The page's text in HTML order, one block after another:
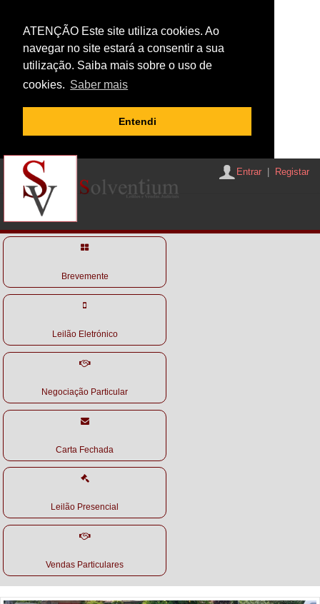
ATENÇÃO Este site utiliza cookies. Ao
navegar no site estará a consentir a sua
utilização. Saiba mais sobre o uso de
cookies. Saber mais
Entendi
Entrar Registar
Brevemente
Leilão Eletrónico
Negociação Particular
Carta Fechada
Leilão Presencial
Vendas Particulares